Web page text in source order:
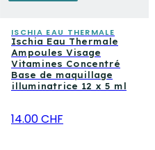
ISCHIA EAU THERMALE
Ischia Eau Thermale
Ampoules Visage
Vitamines Concentré
Base de maquillage
illuminatrice 12 x 5 ml
14.00 CHF